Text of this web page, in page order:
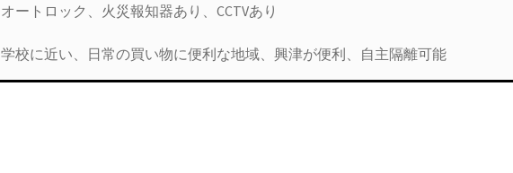
オートロック、火災報知器あり、CCTVあり
学校に近い、日常の買い物に便利な地域、興津が便利、自主隔離可能